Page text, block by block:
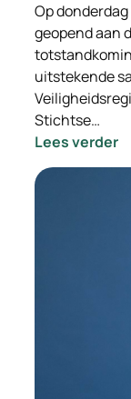
Op
geopend aan
uitstekende
Stichtse…
Lees verder: